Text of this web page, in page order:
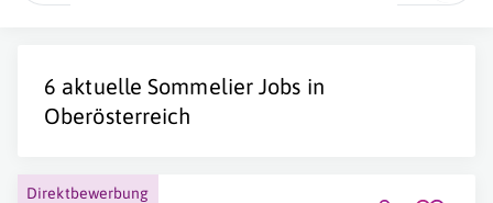
6 aktuelleSommelier Jobs in
Oberösterreich
Direktbewerbung